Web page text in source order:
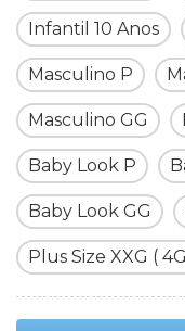
Infantil 10 Anos
Masculino P
Masculino GG
Baby Look P
Baby Look GG
Plus Size XXG (